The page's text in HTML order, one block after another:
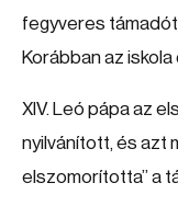
fegyveres
Korábban az
XIV. Leó pápa az
nyilvánított, és azt
elszomorította” a